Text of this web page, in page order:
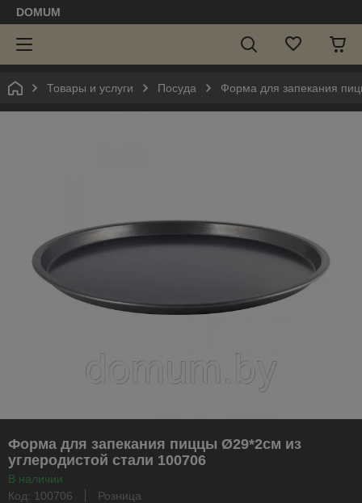
DOMUM
Товары и услуги Посуда Форма для запекания
Форма для запекания пиццы Ø29*2см из
углеродистой стали 100706
В наличии
Код: 100706
Розница